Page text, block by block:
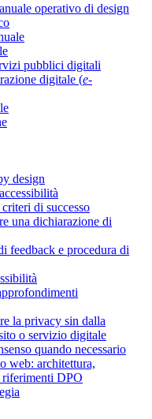
operativo di design
pubblici digitali
digitale (e-
design
di successo
una dichiarazione di
feedback e procedura di
la privacy sin dalla
o servizio digitale
quando necessario
web: architettura,
DPO